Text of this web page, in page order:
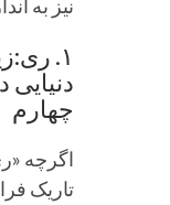
نیز به
۱.
چهارم
اگرچه
تاریک